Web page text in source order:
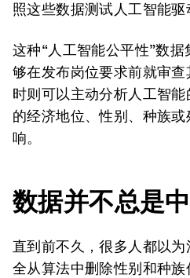
照这些数据测试人工智能驱
这种“人工智能公平性”数
够在发布岗位要求前就审
时则可以主动分析人工智
的经济地位、性别、种族
响。
数据并不总是
直到前不久，很多人都以
全从算法中删除性别和种